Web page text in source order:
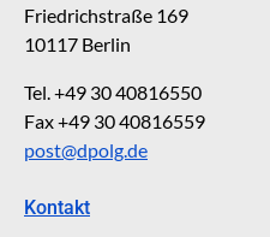
Friedrichstraße 169
10117 Berlin
Tel. +49 30 40816550
Fax +49 30 40816559
post@dpolg.de
Kontakt